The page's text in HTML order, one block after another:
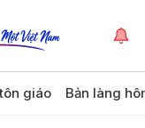
giáo Bản làng